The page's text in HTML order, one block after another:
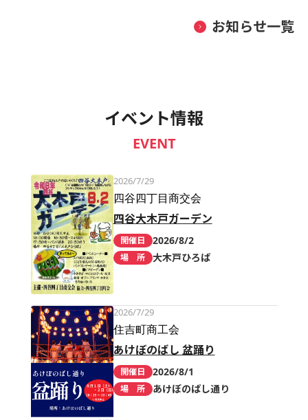
お知らせ一覧
イベント情報
EVENT
2026/7/29
四谷四丁目商交会
四谷大木戸ガーデン
開催日 2026/8/2
場 所 大木戸ひろば
2026/7/29
住吉町商工会
あけぼのばし 盆踊り
開催日 2026/8/1
場 所 あけぼのばし通り